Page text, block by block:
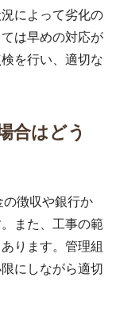
によって劣化の
は早めの対応が
を行い、適切な
合はどう
徴収や銀行か
また、工事の範
ります。管理組
にしながら適切